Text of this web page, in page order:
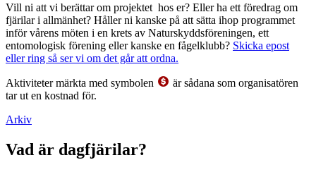
Vill ni att vi berättar om projektet hos er? Eller ha ett föredrag om
fjärilar i allmänhet? Håller ni kanske på att sätta ihop programmet
inför vårens möten i en krets av Naturskyddsföreningen, ett
entomologisk förening eller kanske en fågelklubb? Skicka epost
eller ring så ser vi om det går att ordna.
Aktiviteter märkta med symbolen
är sådana som organisatören
tar ut en kostnad för.
Arkiv
Vad är dagfjärilar?